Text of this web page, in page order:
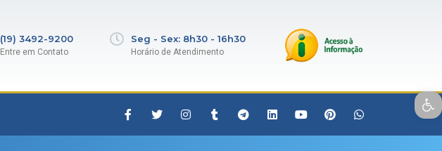
Open toolbar
(19) 3492-9200
Entre em Contato
Seg - Sex: 8h30 - 16h30
Horário de Atendimento